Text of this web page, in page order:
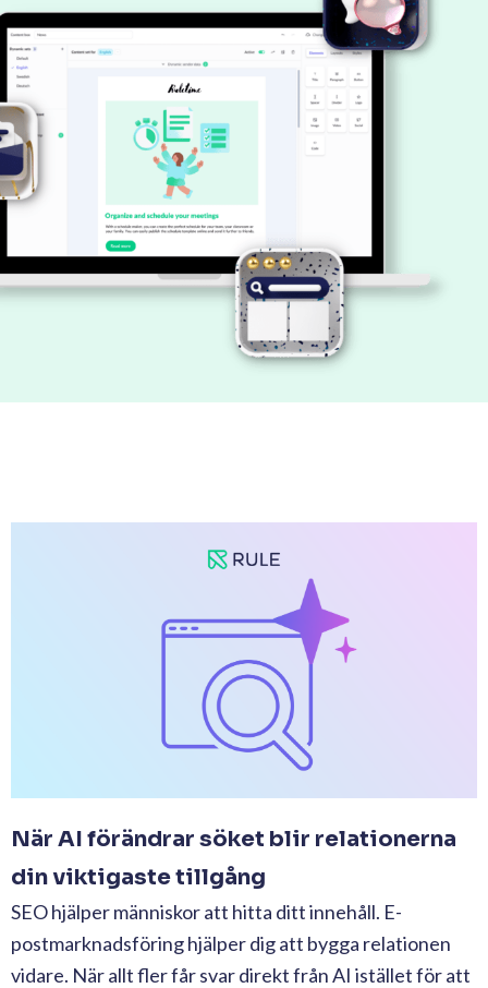
När AI förändrar söket blir relationerna
din viktigaste tillgång
SEO hjälper människor att hitta ditt innehåll. E-
postmarknadsföring hjälper dig att bygga relationen
vidare. När allt fler får svar direkt från AI istället för att